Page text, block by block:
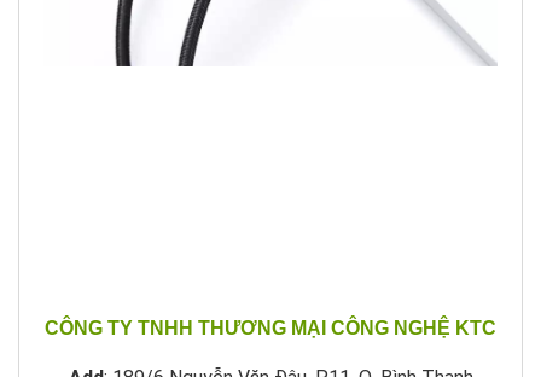
CÔNG TY TNHH THƯƠNG MẠI CÔNG NGHỆ KTC